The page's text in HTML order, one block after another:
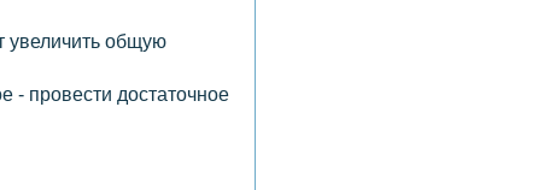
увеличить общую
- провести достаточное